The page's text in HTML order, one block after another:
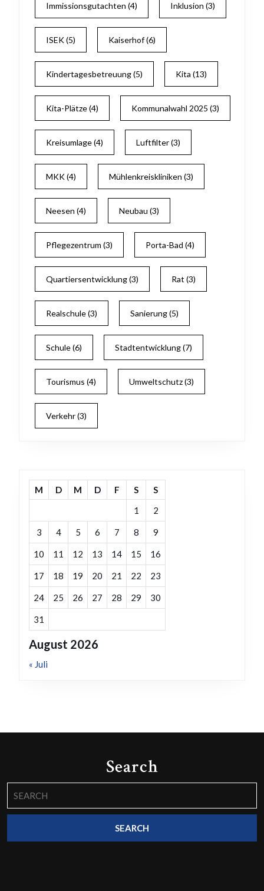
Immissionsgutachten (4) Inklusion (3)
ISEK(5) Kaiserhof(6)
Kindertagesbetreuung(5) Kita (13)
Kita-Plätze(4) Kommunalwahl 2025 (3)
Kreisumlage(4) Luftfilter(3)
MKK(4) Mühlenkreiskliniken (3)
Neesen (4) Neubau (3)
Pflegezentrum (3) Porta-Bad (4)
Quartiersentwicklung(3) Rat (3)
Realschule(3) Sanierung(5)
Schule(6) Stadtentwicklung(7)
Tourismus (4) Umweltschutz(3)
Verkehr(3)
August 2026
M D M D F S
S
1
2
3 4 5 6 7 8 9
10 11 12 13 14 15 16
17 18 19 20 21 22 23
24 25 26 27 28 29 30
31
« Juli
Search
for: